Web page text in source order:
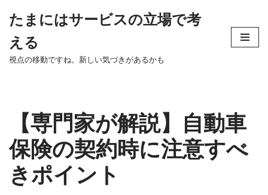
to
content
たまにはサービスの立場で考
える
視点の移動ですね。新しい気づきがあるかも
【専門家が解説】自動車
保険の契約時に注意すべ
きポイント